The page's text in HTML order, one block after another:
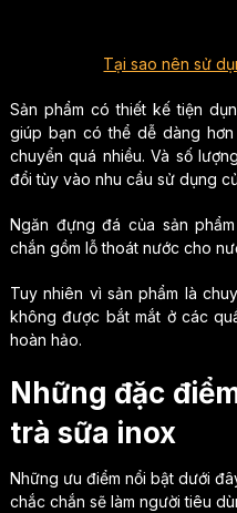
Tại sao nên sử
Sản phẩm có thiết kế tiện
giúp bạn có thể dễ dàng
chuyển quá nhiều. Và số
đổi tùy vào nhu cầu sử dụng
Ngăn đựng đá của sản
chắn gồm lỗ thoát nước cho
Tuy nhiên vì sản phẩm là
không được bắt mắt ở các
hoàn hảo.
Những đặc
trà sữa inox
Những ưu điểm nổi bật dưới
chắc chắn sẽ làm người tiêu